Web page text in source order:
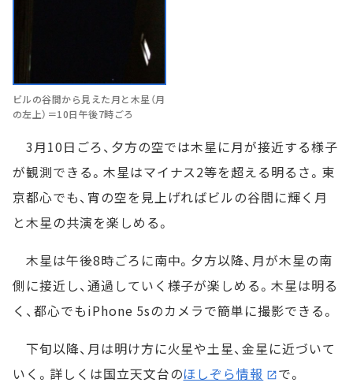
ビルの谷間から見えた月と木星（月
の左上）＝10日午後7時ごろ
3月10日ごろ、夕方の空では木星に月が接近する様子
が観測できる。木星はマイナス2等を超える明るさ。東
京都心でも、宵の空を見上げればビルの谷間に輝く月
と木星の共演を楽しめる。
木星は午後8時ごろに南中。夕方以降、月が木星の南
側に接近し、通過していく様子が楽しめる。木星は明る
く、都心でもiPhone 5sのカメラで簡単に撮影できる。
下旬以降、月は明け方に火星や土星、金星に近づいて
いく。詳しくは国立天文台のほしぞら情報 で。